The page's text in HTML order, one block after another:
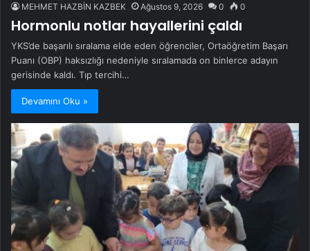
MEHMET HAZBİN KAZBEK Ağustos 9, 2026 0 0
Hormonlu notlar hayallerini çaldı
YKS’de başarılı sıralama elde eden öğrenciler, Ortaöğretim Başarı
Puanı (OBP) haksızlığı nedeniyle sıralamada on binlerce adayın
gerisinde kaldı. Tıp tercihi…
Devamını Oku »